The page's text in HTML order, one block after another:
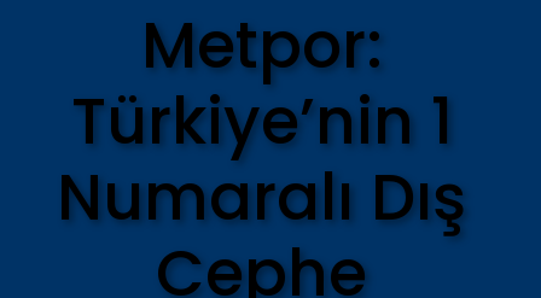
Metpor:
Türkiye’nin 1
Numaralı Dış
Cephe